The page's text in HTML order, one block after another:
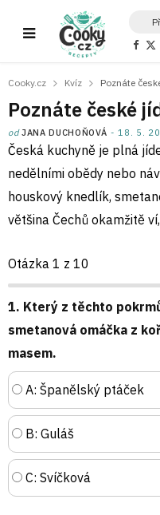
F
b
o
k
i
t
e
r
)
Cooky.cz Kvíz Poznáte
Poznáte české
odJANA DUCHOŇOVÁ 18. 5.
Česká kuchyně je plná
nedělními obědy nebo
houskový knedlík,
většina Čechů okamžitě
Otázka 1 z 10
1. Který z těchto
smetanová omáčka z
masem.
A: Španělský ptáček
B: Guláš
C: Svíčková